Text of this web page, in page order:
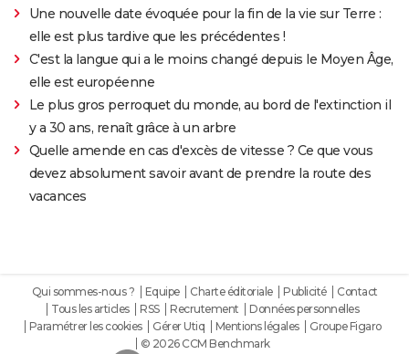
Une nouvelle date évoquée pour la fin de la vie sur Terre :
elle est plus tardive que les précédentes !
C'est la langue qui a le moins changé depuis le Moyen Âge,
elle est européenne
Le plus gros perroquet du monde, au bord de l'extinction il
y a 30 ans, renaît grâce à un arbre
Quelle amende en cas d'excès de vitesse ? Ce que vous
devez absolument savoir avant de prendre la route des
vacances
Qui sommes-nous ? Equipe Charte éditoriale Publicité
Contact
Tous les articles
RSS Recrutement
Données personnelles
Paramétrer les cookies
Gérer Utiq Mentions légales
Groupe Figaro
© 2026 CCM Benchmark